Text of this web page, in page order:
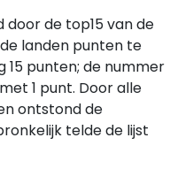
de top15 van de
landen punten te
15 punten; de nummer
1 punt. Door alle
ontstond de
telde de lijst